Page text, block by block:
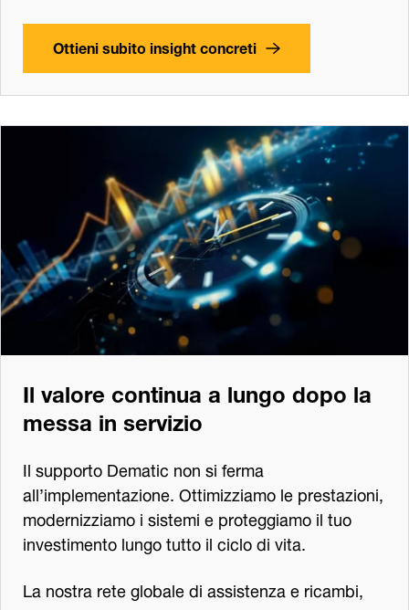
Ottieni subito insight concreti
Il valore continua a lungo dopo la
messa in servizio
Il supporto Dematic non si ferma
all’implementazione. Ottimizziamo le prestazioni,
modernizziamo i sistemi e proteggiamo il tuo
investimento lungo tutto il ciclo di vita.
La nostra rete globale di assistenza e ricambi,